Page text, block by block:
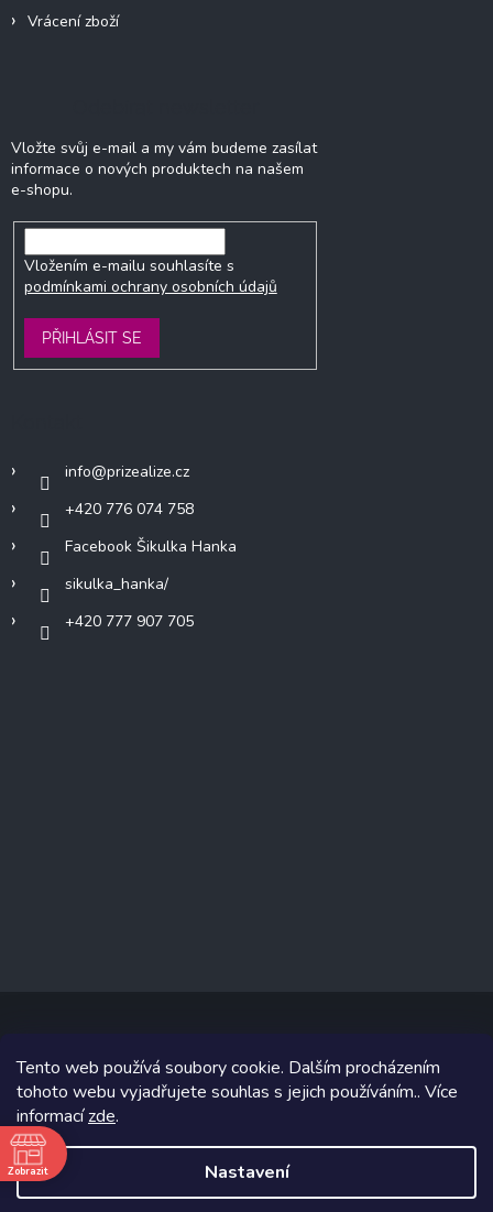
Tento web používá soubory cookie. Dalším procházením
tohoto webu vyjadřujete souhlas s jejich používáním.. Více
informacízde.
Nastavení
Vrácení zboží
Vložte svůj e-mail a my vám budeme zasílat
informace o nových produktech na našem
e-shopu.
Vložením e-mailu souhlasíte s
podmínkami ochrany osobních údajů
PŘIHLÁSIT SE
info@prizealize.cz
+420 776 074 758
Facebook Šikulka Hanka
sikulka_hanka/
+420 777 907 705
Copyright 2026www.prizealize.cz. Všechna práva vyhrazena.
Grafický návrh vytvořil a na Shoptet implementoval
Shoptetak.cz.
Zobrazit